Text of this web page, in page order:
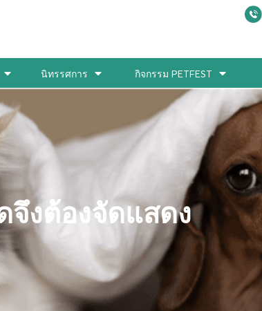
นิทรรศการ กิจกรรม PETFEST
จึงต้องจัดแสดง